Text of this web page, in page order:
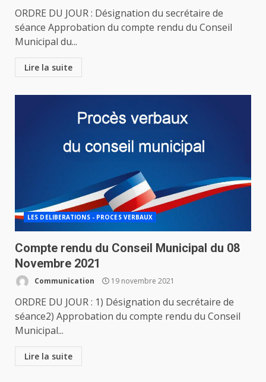
ORDRE DU JOUR : Désignation du secrétaire de
séance Approbation du compte rendu du Conseil
Municipal du...
Lire la suite
LES DELIBERATIONS - PROCES VERBAUX
Compte rendu du Conseil Municipal du 08
Novembre 2021
Communication 19 novembre 2021
ORDRE DU JOUR : 1) Désignation du secrétaire de
séance2) Approbation du compte rendu du Conseil
Municipal...
Lire la suite